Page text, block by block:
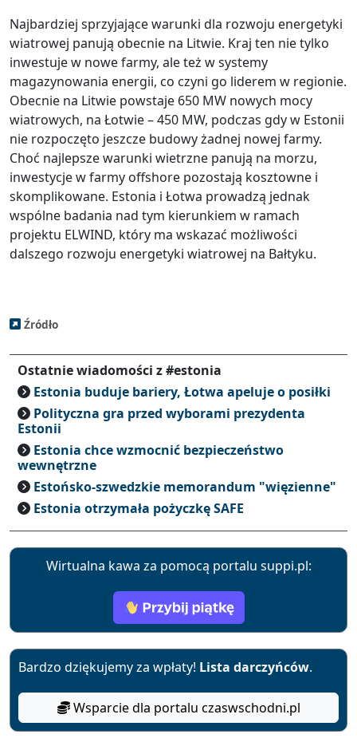
Najbardziej sprzyjające warunki dla rozwoju energetyki
wiatrowej panują obecnie na Litwie. Kraj ten nie tylko
inwestuje w nowe farmy, ale też w systemy
magazynowania energii, co czyni go liderem w regionie.
Obecnie na Litwie powstaje 650 MW nowych mocy
wiatrowych, na Łotwie – 450 MW, podczas gdy w Estonii
nie rozpoczęto jeszcze budowy żadnej nowej farmy.
Choć najlepsze warunki wietrzne panują na morzu,
inwestycje w farmy offshore pozostają kosztowne i
skomplikowane. Estonia i Łotwa prowadzą jednak
wspólne badania nad tym kierunkiem w ramach
projektu ELWIND, który ma wskazać możliwości
dalszego rozwoju energetyki wiatrowej na Bałtyku.
Źródło
Ostatnie wiadomości z #estonia
Estonia buduje bariery, Łotwa apeluje o posiłki
Polityczna gra przed wyborami prezydenta
Estonii
Estonia chce wzmocnić bezpieczeństwo
wewnętrzne
Estońsko-szwedzkie memorandum "więzienne"
Estonia otrzymała pożyczkę SAFE
Wirtualna kawa za pomocą portalu suppi.pl:
Bardzo dziękujemy za wpłaty! Lista darczyńców.
Wsparcie dla portalu czaswschodni.pl